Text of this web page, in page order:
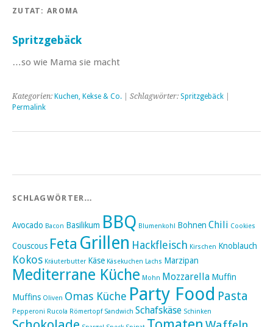
ZUTAT: AROMA
Spritzgebäck
…so wie Mama sie macht
Kategorien: Kuchen, Kekse & Co. | Schlagwörter: Spritzgebäck
Permalink
SCHLAGWÖRTER…
Avocado Bacon Basilikum BBQ Blumenkohl Bohnen Chili Cookies
Couscous Feta Grillen Hackfleisch Kirschen Knoblauch
Kokos Kräuterbutter Käse Käsekuchen Lachs Marzipan
Mediterrane Küche Mohn Mozzarella Muffin
Muffins Oliven Omas Küche Party Food Pasta
Pepperoni Rucola Römertopf Sandwich Schafskäse Schinken